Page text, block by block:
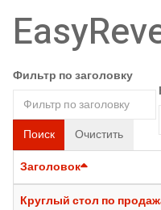
Фильтр по заголовку
Поиск Очистить
Заголовок
Круглый стол по